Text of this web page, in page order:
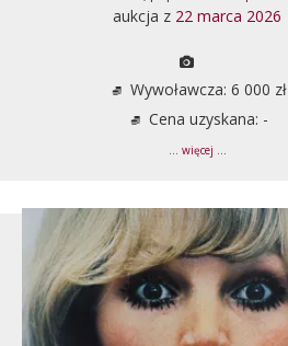
aukcja z 22 marca 2026
Wywoławcza: 6 000 zł
Cena uzyskana: -
... więcej ...